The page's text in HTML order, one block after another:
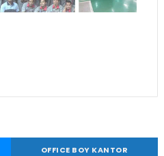
OFFICE BOY KANTOR